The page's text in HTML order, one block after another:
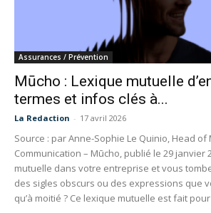
Assurances / Prévention
Mūcho : Lexique mutuelle
termes et infos clés à...
La Redaction - 17 avril 2026
Source : par Anne-Sophie Le Quinio, Head of
Communication – Mūcho, publié le 29 janvier
mutuelle dans votre entreprise et vous
des sigles obscurs ou des expressions que
qu’à moitié ? Ce lexique mutuelle est fait